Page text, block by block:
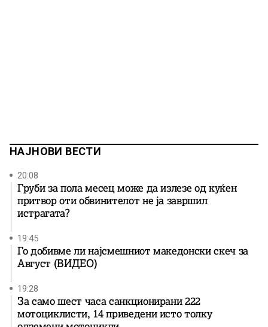
НАЈНОВИ ВЕСТИ
20:08
Груби за пола месец може да излезе од куќен
притвор оти обвинителот не ја завршил
истрагата?
19:45
Го добивме ли најсмешниот македонски скеч за
Август (ВИДЕО)
19:28
За само шест часа санкционирани 222
мотоциклисти, 14 приведени исто толку